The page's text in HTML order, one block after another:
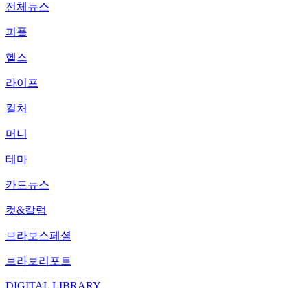
전체뉴스
피플
헬스
라이프
컬처
머니
테마
카드뉴스
컷&칼럼
브라보스페셜
브라보리포트